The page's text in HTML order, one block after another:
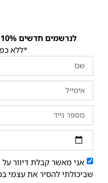
לנרשמים חדשים 10% הנחה לקנייה הראשונה!
*ללא
אני מאשר קבלת דיוור על
שביכולתי להסיר את עצמי